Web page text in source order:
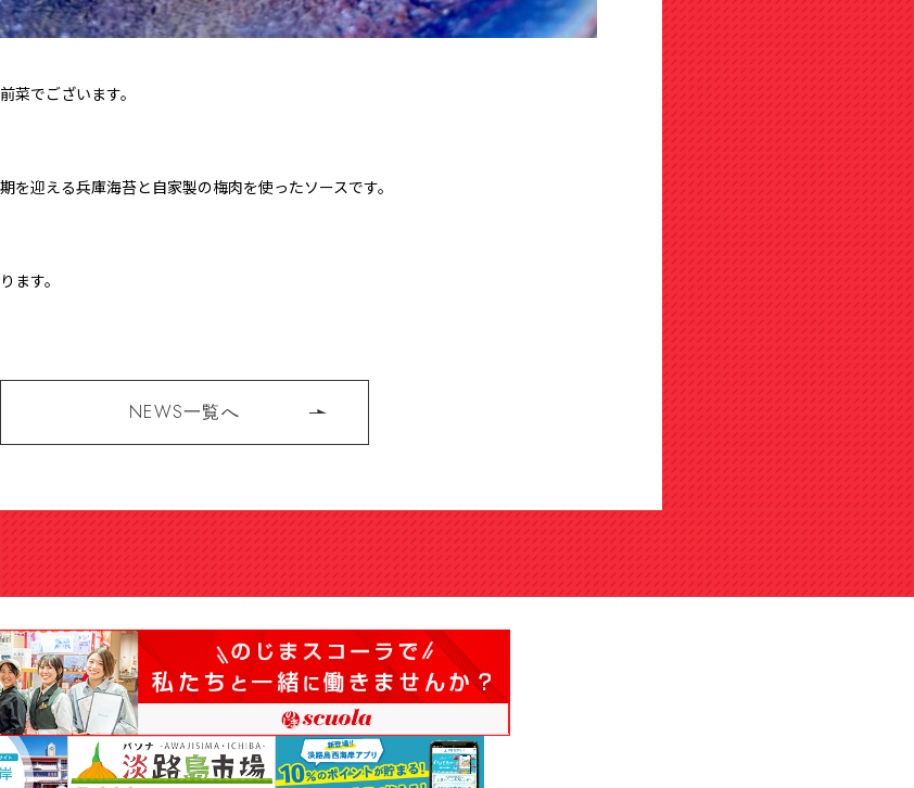
菜でございます。
を迎える兵庫海苔と自家製の梅肉を使ったソースです。
ます。
NEWS一覧へ